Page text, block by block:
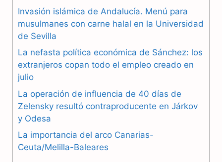
b
o
o
g
a
s
p
Invasión islámica de Andalucía. Menú para
musulmanes con carne halal en la Universidad
de Sevilla
La nefasta política económica de Sánchez: los
extranjeros copan todo el empleo creado en
julio
La operación de influencia de 40 días de
Zelensky resultó contraproducente en Járkov
y Odesa
La importancia del arco Canarias-
Ceuta/Melilla-Baleares